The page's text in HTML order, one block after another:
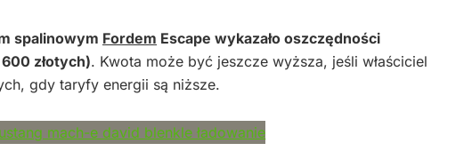
spalinowym Fordem Escape wykazało oszczędności
złotych). Kwota może być jeszcze wyższa, jeśli właściciel
gdy taryfy energii są niższe.